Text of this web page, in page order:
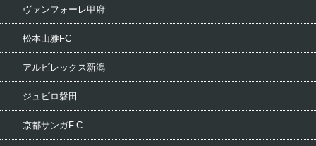
ヴァンフォーレ甲府
松本山雅FC
アルビレックス新潟
ジュビロ磐田
京都サンガF.C.